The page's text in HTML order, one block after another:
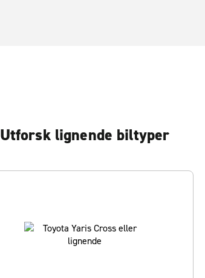
Utforsk lignende biltyper